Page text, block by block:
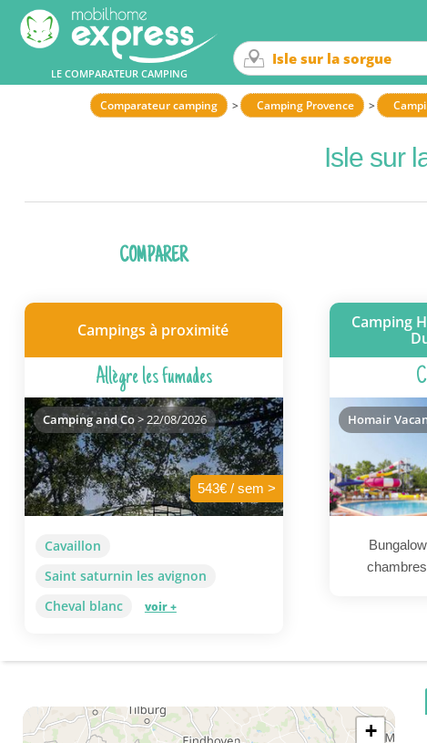
LE COMPARATEUR CAMPING
Comparateur camping Camping Provence
Isle sur
COMPARER
Campings à proximité
Allègre les fumades
543€ / sem >
Camping and Co> 22/08/2026
Cavaillon
Saint saturnin les avignon
Cheval blanc
voir +
Camping
Homair
+